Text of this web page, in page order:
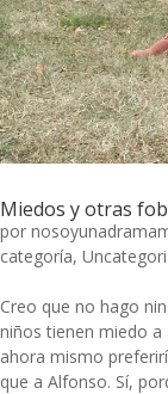
Miedos y otras
por
categoría,
Creo que no hago
niños tienen miedo a
ahora mismo
que a Alfonso. Sí,